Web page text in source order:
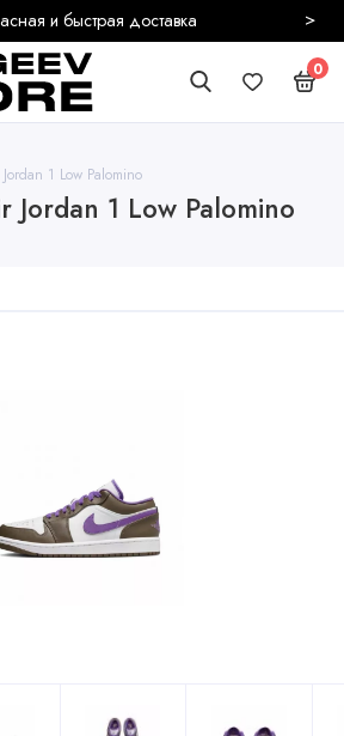
и быстрая доставка >
0
1 Low Palomino
Jordan 1 Low Palomino